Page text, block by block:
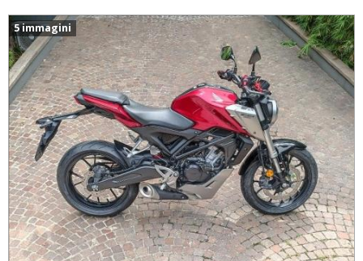
5 immagini